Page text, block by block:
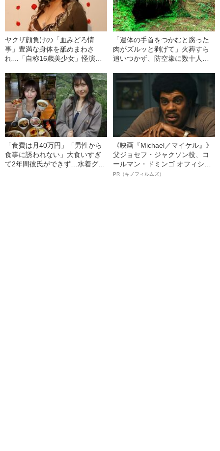
ヤクザ顔負けの「血みどろ情
事」豊満な身体を舐めまわさ
れ…「自称16歳美少女」怪演
ぎる“熟れ方”
「遺体の手首をつかむと腐った
肉がズルッと剥げて」火葬すら
追いつかず、防空壕に数十人
た少年兵が明かした“過酷すぎる
任務”とは
「食費は月40万円」「男性から
食事に誘われない」大食いすぎ
て2年間彼氏ができず…水着グラ
《映画『Michael／マイケル』》
父ジョセフ・ジャクソン役、コ
ールマン・ドミンゴ オフィシャ
ルインタビュー“観客を魅了した
PR（キノフィルムズ）